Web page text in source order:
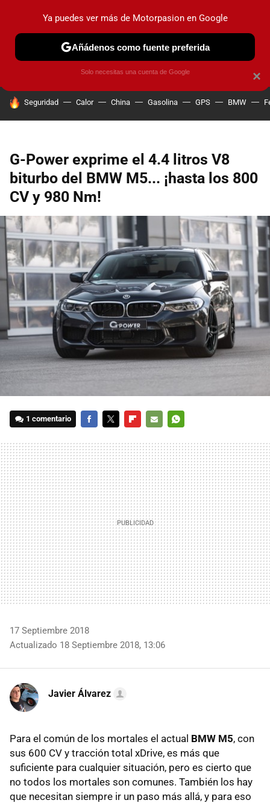
PRUEBAS COCHES ELÉCTRICOS OBSERVATORIO
HOY SE HABLA DE
Seguridad Calor China Gasolina GPS BMW
G-Power exprime el 4.4 litros V8
biturbo del BMW M5... ¡hasta los 800
CV y 980 Nm!
1 comentario
MAIL
17 Septiembre 2018
Actualizado 18 Septiembre 2018, 13:06
Javier Álvarez
Para el común de los mortales el actual BMW M5, con
sus 600 CV y tracción total xDrive, es más que
suficiente para cualquier situación, pero es cierto que
no todos los mortales son comunes. También los hay
que necesitan siempre ir un paso más allá, y para eso
×
Ya puedes ver más de Motorpasion en Google
Añádenos como fuente preferida
Solo necesitas una cuenta de Google